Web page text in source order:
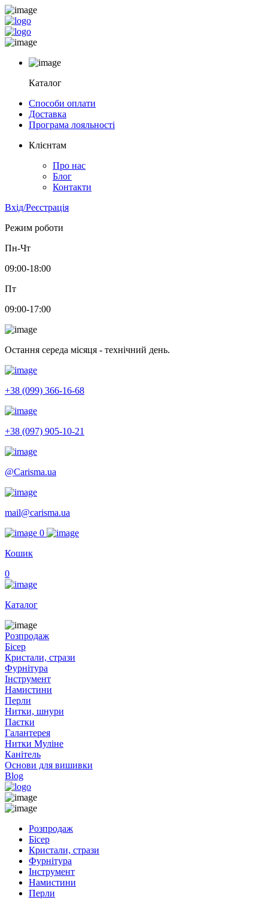
Каталог
Способи оплати
Доставка
Програма лояльності
Клієнтам
Про нас
Блог
Контакти
Вхід/Реєстрація
Режим роботи
Пн-Чт
09:00-18:00
Пт
09:00-17:00
Остання середа місяця - технічний день.
+38 (099) 366-16-68
+38 (097) 905-10-21
@Carisma.ua
mail@carisma.ua
0
Кошик
0
Каталог
Розпродаж
Бісер
Кристали, стрази
Фурнітура
Інструмент
Намистини
Перли
Нитки, шнури
Паєтки
Галантерея
Нитки Муліне
Канітель
Основи для вишивки
Blog
Розпродаж
Бісер
Кристали, стрази
Фурнітура
Інструмент
Намистини
Перли